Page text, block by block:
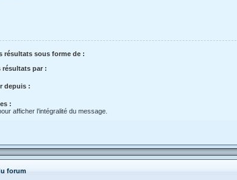
résultats sous forme de :
résultats par :
depuis :
:
afficher l’intégralité du message.
forum